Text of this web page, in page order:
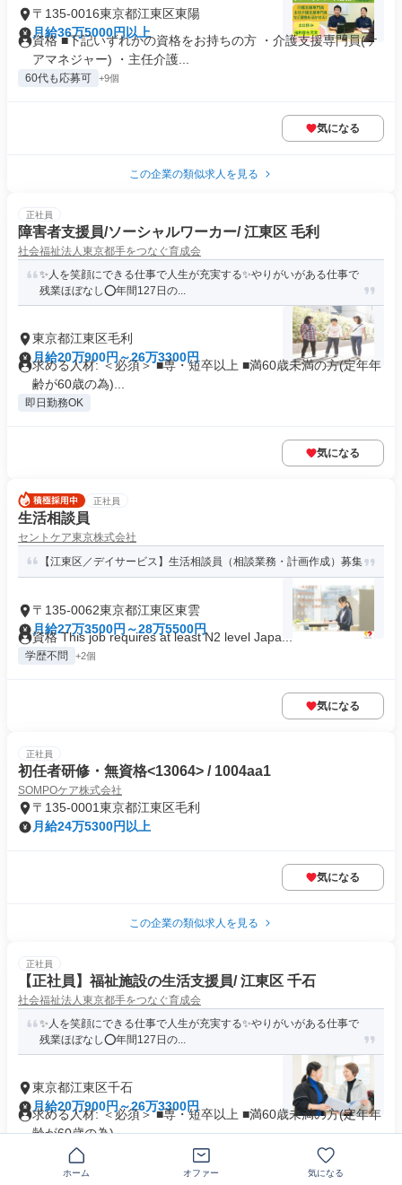
〒135-0016東京都江東区東陽
月給36万5000円以上
資格 ■下記いずれかの資格をお持ちの方 ・介護支援専門員(ケ
アマネジャー) ・主任介護...
60代も応募可 +9個
気になる
この企業の類似求人を見る
正社員
障害者支援員/ソーシャルワーカー/ 江東区 毛利
社会福祉法人東京都手をつなぐ育成会
✨人を笑顔にできる仕事で人生が充実する✨やりがいがある仕事で
残業ほぼなし⭕️年間127日の...
東京都江東区毛利
月給20万900円～26万3300円
求める人材: ＜必須＞ ■専・短卒以上 ■満60歳未満の方(定年年
齢が60歳の為)...
即日勤務OK
気になる
正社員
生活相談員
セントケア東京株式会社
【江東区／デイサービス】生活相談員（相談業務・計画作成）募集
〒135-0062東京都江東区東雲
月給27万3500円～28万5500円
資格 This job requires at least N2 level Japa...
学歴不問 +2個
気になる
正社員
初任者研修・無資格<13064> / 1004aa1
SOMPOケア株式会社
〒135-0001東京都江東区毛利
月給24万5300円以上
気になる
この企業の類似求人を見る
正社員
【正社員】福祉施設の生活支援員/ 江東区 千石
社会福祉法人東京都手をつなぐ育成会
✨人を笑顔にできる仕事で人生が充実する✨やりがいがある仕事で
残業ほぼなし⭕️年間127日の...
東京都江東区千石
月給20万900円～26万3300円
求める人材: ＜必須＞ ■専・短卒以上 ■満60歳未満の方(定年年
齢が60歳の為)...
即日勤務OK
ホーム オファー 気になる